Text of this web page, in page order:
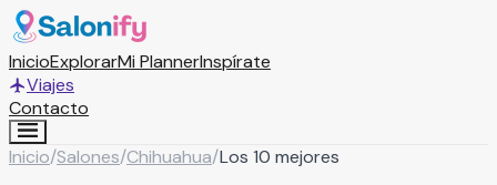
InicioExplorarMi PlannerInspírate
Viajes
Contacto
Inicio/Salones/Chihuahua/Los 10 mejores